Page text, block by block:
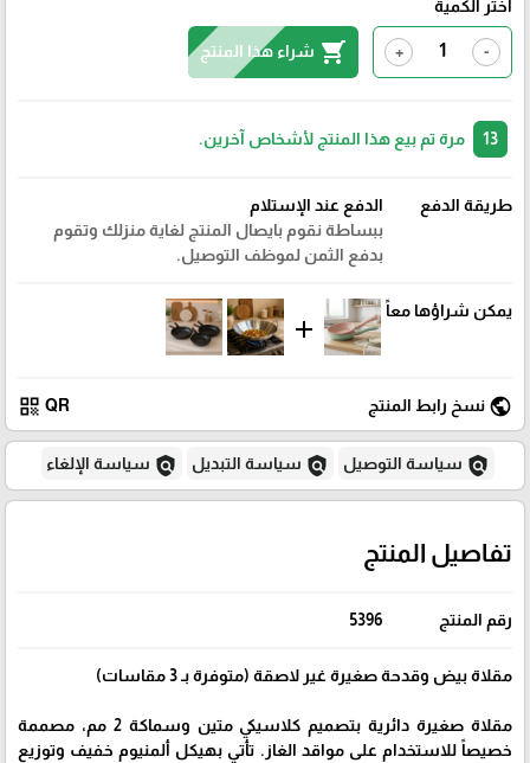
اختر الكمية
-
+
shopping_cart شراء هذا المنتج
مرة تم بيع هذا المنتج لأشخاص آخرين.
طريقة الدفع
الدفع عند الإستلام
ببساطة نقوم بايصال المنتج لغاية منزلك وتقوم
بدفع الثمن لموظف التوصيل.
يمكن شراؤها معاً
add
public نسخ رابط المنتج QR
qr_code
policy سياسة التوصيل policy سياسة التبديل policy سياسة الإلغاء
تفاصيل المنتج
رقم المنتج 5396
مقلاة بيض وقدحة صغيرة غير لاصقة (متوفرة بـ 3 مقاسات)
مقلاة صغيرة دائرية بتصميم كلاسيكي متين وسماكة 2 مم، مصممة
خصيصاً للاستخدام على مواقد الغاز. تأتي بهيكل ألمنيوم خفيف وتوزيع